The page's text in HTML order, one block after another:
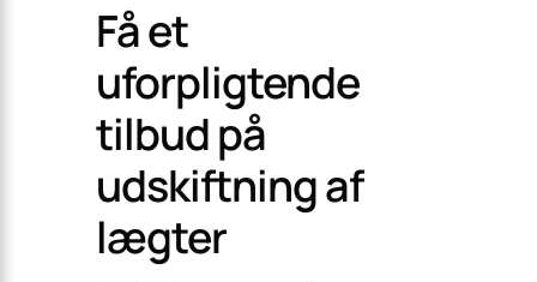
Få et
uforpligtende
tilbud på
udskiftning af
lægter